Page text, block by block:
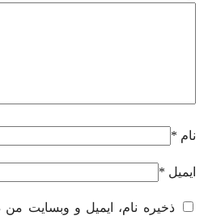
نام *
ایمیل *
ذخیره نام، ایمیل و وبسایت